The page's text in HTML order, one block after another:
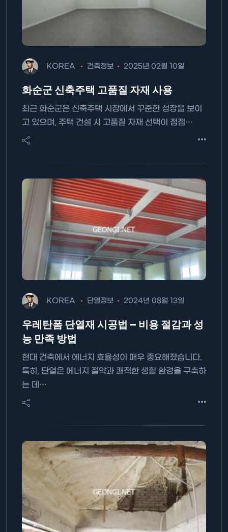
KOREA 건축정보 2025년 02월 10일
화순군 신축주택 고품질 자재 사용
최근 화순군은 신축주택 시장에서 꾸준한 성장을 보이
고 있으며, 주택 건설 시 고품질 자재 선택이 점점…
KOREA 단열정보 2024년 08월 13일
우레탄폼 단열재 시공법 – 비용 절감과 성
능 만족 방법
현대 건축에서 에너지 효율성이 매우 중요해졌습니다.
특히, 단열은 에너지 절약과 쾌적한 생활 환경을 구축하
는 데…